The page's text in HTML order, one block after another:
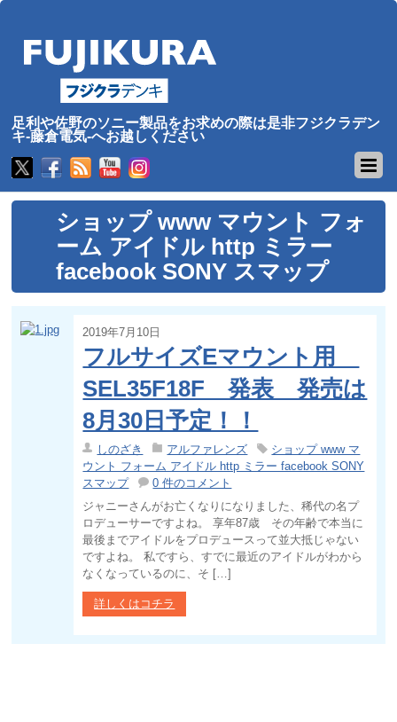
足利や佐野のソニー製品をお求めの際は是非フジクラデン
キ-藤倉電気-へお越しください
ショップ www マウント フォ
ーム アイドル http ミラー
facebook SONY スマップ
2019年7月10日
フルサイズEマウント用
SEL35F18F 発表 発売は
8月30日予定！！
しのざき アルファレンズ
ショップ www マ
ウント フォーム アイドル http ミラー facebook SONY
スマップ
0 件のコメント
ジャニーさんがお亡くなりになりました、稀代の名プ
ロデューサーですよね。 享年87歳 その年齢で本当に
最後までアイドルをプロデュースって並大抵じゃない
ですよね。 私ですら、すでに最近のアイドルがわから
なくなっているのに、そ […]
詳しくはコチラ